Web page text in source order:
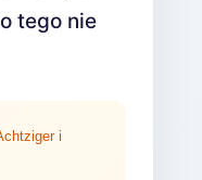
tego nie
i